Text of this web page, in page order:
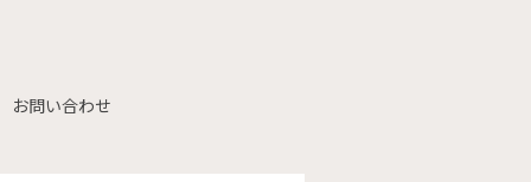
お問い合わせ